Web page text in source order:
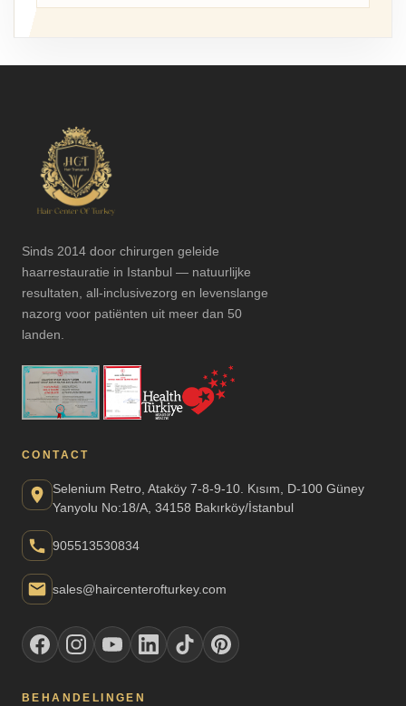
Sinds 2014 door chirurgen geleide
haarrestauratie in Istanbul — natuurlijke
resultaten, all-inclusivezorg en levenslange
nazorg voor patiënten uit meer dan 50
landen.
CONTACT
Selenium Retro, Ataköy 7-8-9-10. Kısım, D-100 Güney
Yanyolu No:18/A, 34158 Bakırköy/İstanbul
905513530834
sales@haircenterofturkey.com
BEHANDELINGEN